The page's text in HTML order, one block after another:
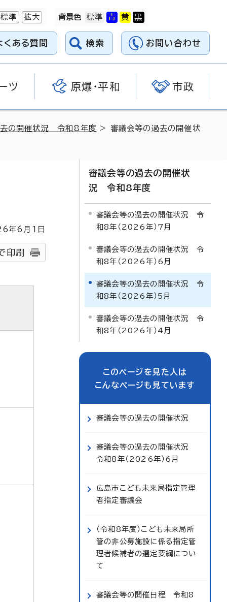
標準 拡大 背景色
くある質問 検索 お問い合わせ
ツ 原爆・平和 市政
去の開催状況 令和8年度 > 審議会等の過去の開催状
年6月1日
印刷
審議会等の過去の開催状
況 令和8年度
審議会等の過去の開催状況 令
和8年（2026年）7月
審議会等の過去の開催状況 令
和8年（2026年）6月
審議会等の過去の開催状況 令
和8年（2026年）5月
審議会等の過去の開催状況 令
和8年（2026年）4月
このページを見た人は
こんなページも見ています
審議会等の過去の開催状況
審議会等の過去の開催状況
令和8年（2026年）6月
広島市こども未来局指定管理
者指定審議会
（令和8年度）こども未来局所
管の非公募施設に係る指定管
理者候補者の選定要綱につい
て
審議会等の開催日程 令和8